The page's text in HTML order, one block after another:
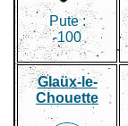
Pute :
-100
Glaüx-le-
Chouette